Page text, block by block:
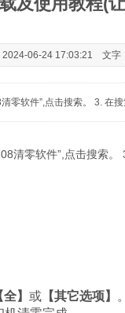
06-24 17:03:21 文字
零软件”,点击搜索。 3.
清零软件”,点击搜索
【全】 或 【其它选项】